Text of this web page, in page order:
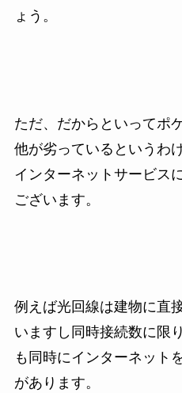
ょう。
ただ、だからといってポ
他が劣っているというわ
インターネットサービス
ございます。
例えば光回線は建物に直
いますし同時接続数に限
も同時にインターネット
があります。